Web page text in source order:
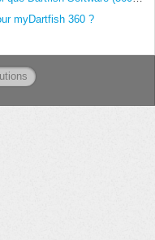
myDartfish 360 ?